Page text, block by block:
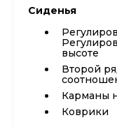
Сиденья
высоте
Второй
Карманы
Коврики